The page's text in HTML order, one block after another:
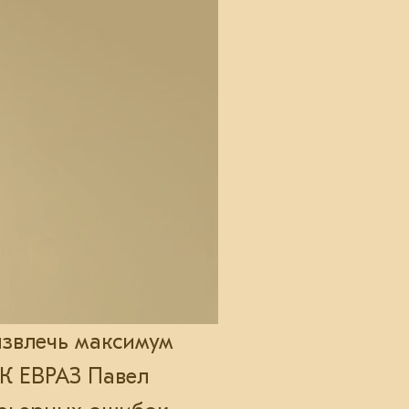
максимум
ЕВРАЗ Павел